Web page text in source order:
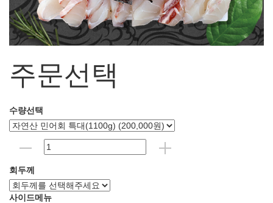
주문선택
수량선택
회두께
사이드메뉴